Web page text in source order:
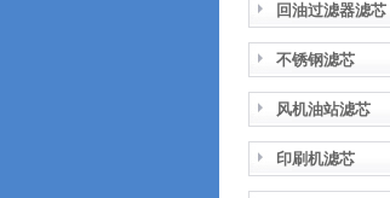
回油过滤器滤芯
不锈钢滤芯
风机油站滤芯
印刷机滤芯